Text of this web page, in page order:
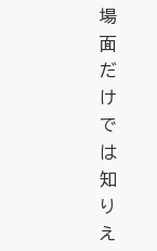
場
面
だ
け
で
は
知
り
え